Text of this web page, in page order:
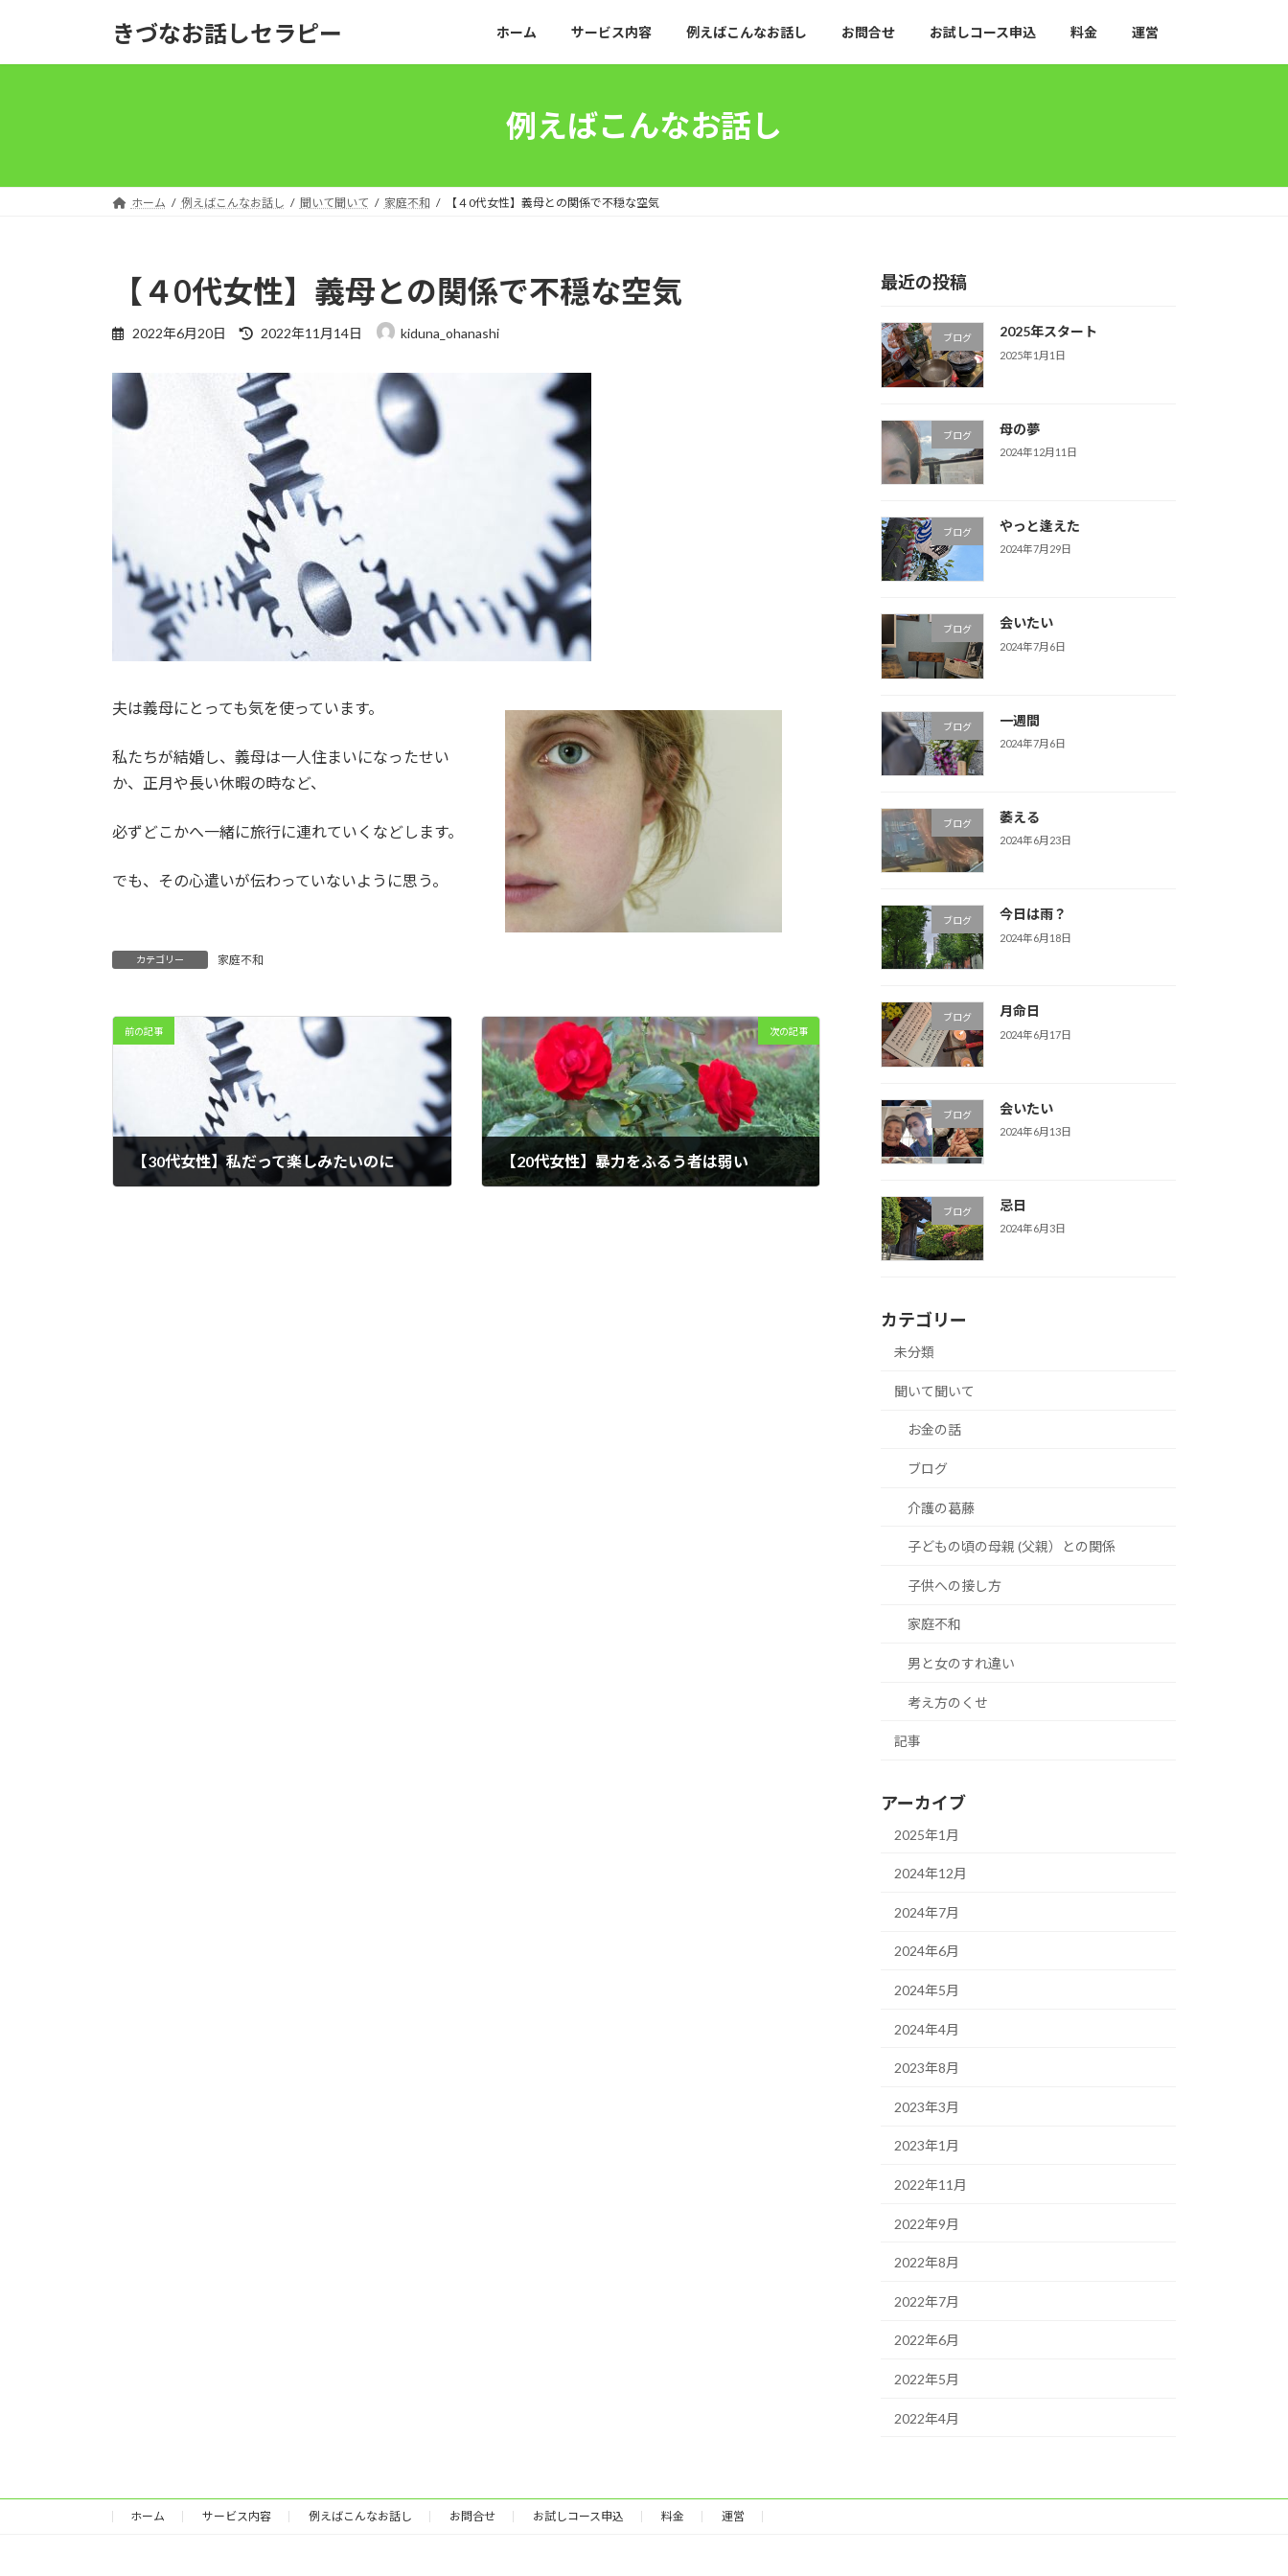
きづなお話しセラピー ホーム サービス内容 例えばこんなお話し お問合せ お試しコース申込 料金 運営
例えばこんなお話し
ホーム 例えばこんなお話し 聞いて聞いて 家庭不和 【４0代女性】義母との関係で不穏な空気
【４0代女性】義母との関係で不穏な空気
2022年6月20日
最
新
日
時
:
2022年11月14日 kiduna_ohanashi
夫は義母にとっても気を使っています。
私たちが結婚し、義母は一人住まいになったせい
か、正月や長い休暇の時など、
必ずどこかへ一緒に旅行に連れていくなどします。
でも、その心遣いが伝わっていないように思う。
カテゴリー 家庭不和
前の記事
【30代女性】私だって楽しみたいのに
次の記事
【20代女性】暴力をふるう者は弱い
最近の投稿
ブログ 2025年スタート
2025年1月1日
ブログ 母の夢
2024年12月11日
ブログ やっと逢えた
2024年7月29日
ブログ 会いたい
2024年7月6日
ブログ 一週間
2024年7月6日
ブログ 萎える
2024年6月23日
ブログ 今日は雨？
2024年6月18日
ブログ 月命日
2024年6月17日
ブログ 会いたい
2024年6月13日
ブログ 忌日
2024年6月3日
カテゴリー
未分類
聞いて聞いて
お金の話
ブログ
介護の葛藤
子どもの頃の母親 (父親）との関係
子供への接し方
家庭不和
男と女のすれ違い
考え方のくせ
記事
アーカイブ
2025年1月
2024年12月
2024年7月
2024年6月
2024年5月
2024年4月
2023年8月
2023年3月
2023年1月
2022年11月
2022年9月
2022年8月
2022年7月
2022年6月
2022年5月
2022年4月
ホーム サービス内容 例えばこんなお話し お問合せ お試しコース申込 料金 運営